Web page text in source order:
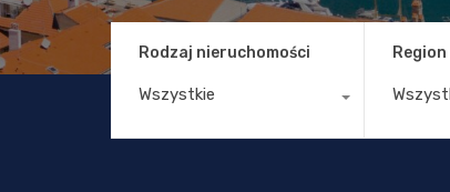
Rodzaj nieruchomości
Wszystkie
Region